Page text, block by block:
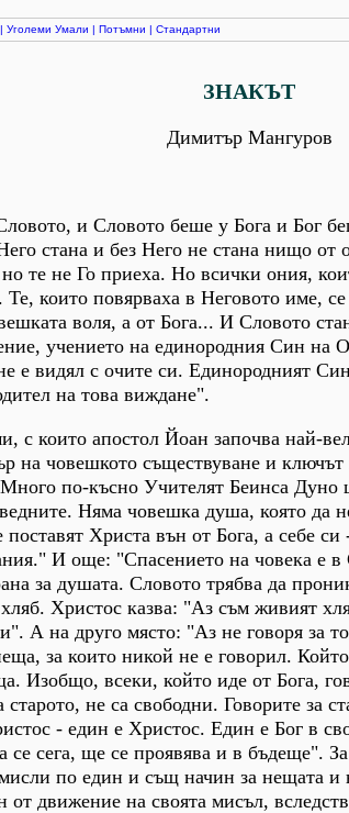
| Уголеми Умали | Потъмни | Стандартни
ЗНАКЪТ
Димитър Мангуров
и Словото беше у Бога и Бог
стана и без Него не стана нищо от
те не Го приеха. Но всички ония,
които повярваха в Неговото име,
воля, а от Бога... И Словото
учението на единородния Син на
е видял с очите си. Единородният
на това виждане".
с които апостол Йоан започва най-
на човешкото съществуване и
по-късно Учителят Беинса
Няма човешка душа, която да
Христа вън от Бога, а себе
И още: "Спасението на човека е
за душата. Словото трябва да
Христос казва: "Аз съм живият
А на друго място: "Аз не говоря за
за които никой не е говорил.
Изобщо, всеки, който иде от Бога,
старото, не са свободни. Говорите за
- един е Христос. Един е Бог в
се сега, ще се проявява и в бъдеще".
по един и същ начин за нещата и
от движение на своята мисъл,